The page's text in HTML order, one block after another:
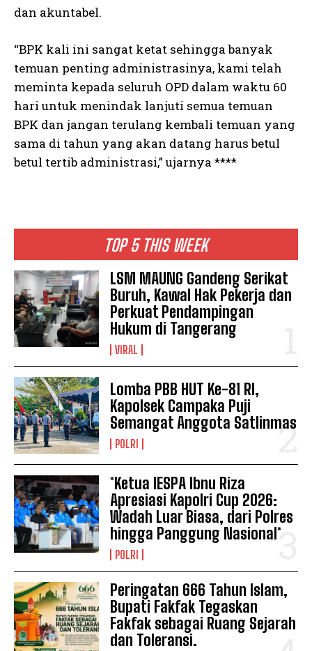
TOP 5 THIS WEEK
LSM MAUNG Gandeng Serikat
Buruh, Kawal Hak Pekerja dan
Perkuat Pendampingan
Hukum di Tangerang
VIRAL
Lomba PBB HUT Ke-81 RI,
Kapolsek Campaka Puji
Semangat Anggota Satlinmas
POLRI
*Ketua IESPA Ibnu Riza
Apresiasi Kapolri Cup 2026:
Wadah Luar Biasa, dari Polres
hingga Panggung Nasional*
POLRI
Peringatan 666 Tahun Islam,
Bupati Fakfak Tegaskan
Fakfak sebagai Ruang Sejarah
dan Toleransi.
dan akuntabel.
“BPK kali ini sangat ketat sehingga banyak
temuan penting administrasinya, kami telah
meminta kepada seluruh OPD dalam waktu 60
hari untuk menindak lanjuti semua temuan
BPK dan jangan terulang kembali temuan yang
sama di tahun yang akan datang harus betul
betul tertib administrasi,” ujarnya ****